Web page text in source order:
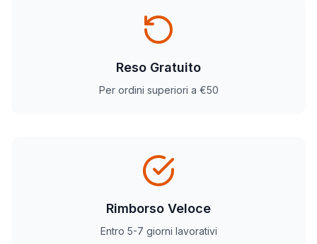
Reso Gratuito
Per ordini superiori a €50
Rimborso Veloce
Entro 5-7 giorni lavorativi